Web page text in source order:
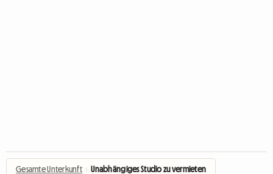
Gesamte Unterkunft › Unabhängiges Studio zu vermieten